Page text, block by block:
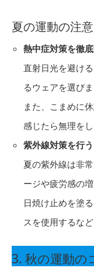
夏の運動の注
熱中症対策を徹
直射日光を避け
るウェアを選びま
また、こまめに
感じたら無理を
紫外線対策を行う
夏の紫外線は非
ージや疲労感の
日焼け止めを塗
スを使用するな
3. 秋の運動の